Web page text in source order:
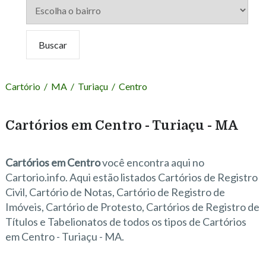
Cartório / MA / Turiaçu / Centro
Cartórios em Centro - Turiaçu - MA
Cartórios em Centrovocê encontra aqui no
Cartorio.info. Aqui estão listados Cartórios de Registro
Civil, Cartório de Notas, Cartório de Registro de
Imóveis, Cartório de Protesto, Cartórios de Registro de
Títulos e Tabelionatos de todos os tipos de Cartórios
em Centro - Turiaçu - MA.